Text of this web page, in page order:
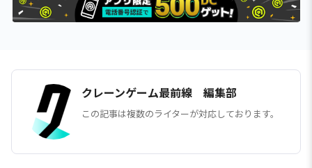
クレーンゲーム最前線 編集部
この記事は複数のライターが対応しております。